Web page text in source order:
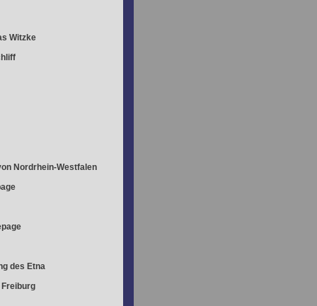
Witzke
Nordrhein-Westfalen
des Etna